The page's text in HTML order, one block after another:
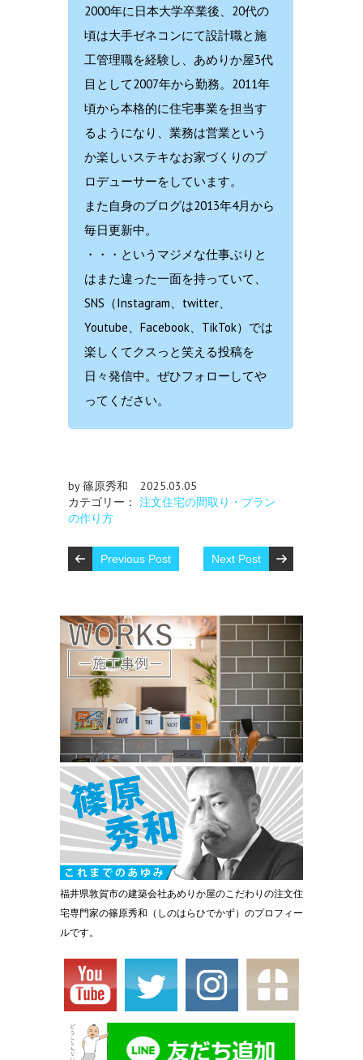
2000年に日本大学卒業後、20代の
頃は大手ゼネコンにて設計職と施
工管理職を経験し、あめりか屋3代
目として2007年から勤務。2011年
頃から本格的に住宅事業を担当す
るようになり、業務は営業という
か楽しいステキなお家づくりのプ
ロデューサーをしています。
また自身のブログは2013年4月から
毎日更新中。
・・・というマジメな仕事ぶりと
はまた違った一面を持っていて、
SNS（Instagram、twitter、
Youtube、Facebook、TikTok）では
楽しくてクスっと笑える投稿を
日々発信中。ぜひフォローしてや
ってください。
by 篠原秀和
2025.03.05
カテゴリー： 注文住宅の間取り・プラン
の作り方
Previous Post Next Post
福井県敦賀市の建築会社あめりか屋のこだわりの注文住
宅専門家の篠原秀和（しのはらひでかず）のプロフィー
ルです。